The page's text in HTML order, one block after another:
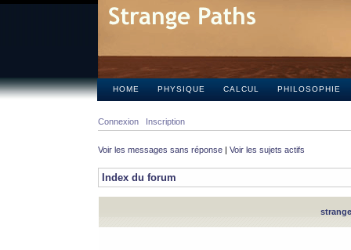
HOME PHYSIQUE CALCUL PHILOSOPHIE
Connexion Inscription
Voir les messages sans réponse | Voir les sujets actifs
Index du forum